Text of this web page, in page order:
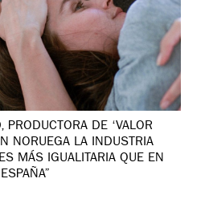
PRODUCTORA DE ‘VALOR
NORUEGA LA INDUSTRIA
MÁS IGUALITARIA QUE EN
ESPAÑA”